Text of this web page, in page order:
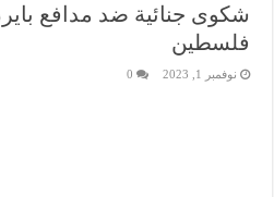
شكوى جنائية ضد مدافع
فلسطين
نوفمبر 1, 2023 0